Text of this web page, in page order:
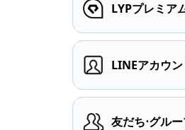
LYPプレミア
LINEアカウ
友だち⋅グル